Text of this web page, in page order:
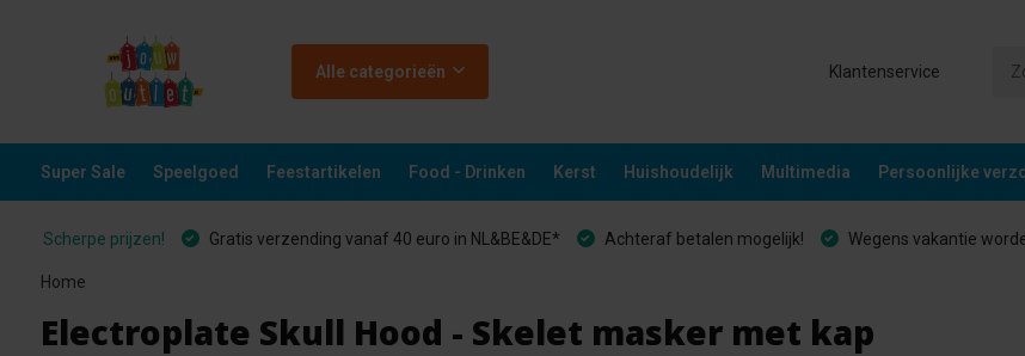
Alle categorieën Klantenservice
Super Sale Speelgoed Feestartikelen Food - Drinken Kerst Huishoudelijk Multimedia Persoonlijke
Scherpe prijzen! Gratis verzending vanaf 40 euro in NL&BE&DE* Achteraf betalen mogelijk! Wegens vakantie
Home
Electroplate Skull Hood - Skelet masker met kap